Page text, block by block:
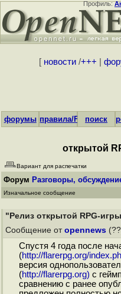
Профиль:
[ новости/+++
форумы правила/FAQпоиск
открытой
Вариант для распечатки
Форум Разговоры,
Изначальное сообщение
"Релиз открытой RPG-
Сообщение от opennews
Спустя 4 года после
(http://flarerpg.org/
версия
(http://flarerpg.org) c
сравнению с ранее